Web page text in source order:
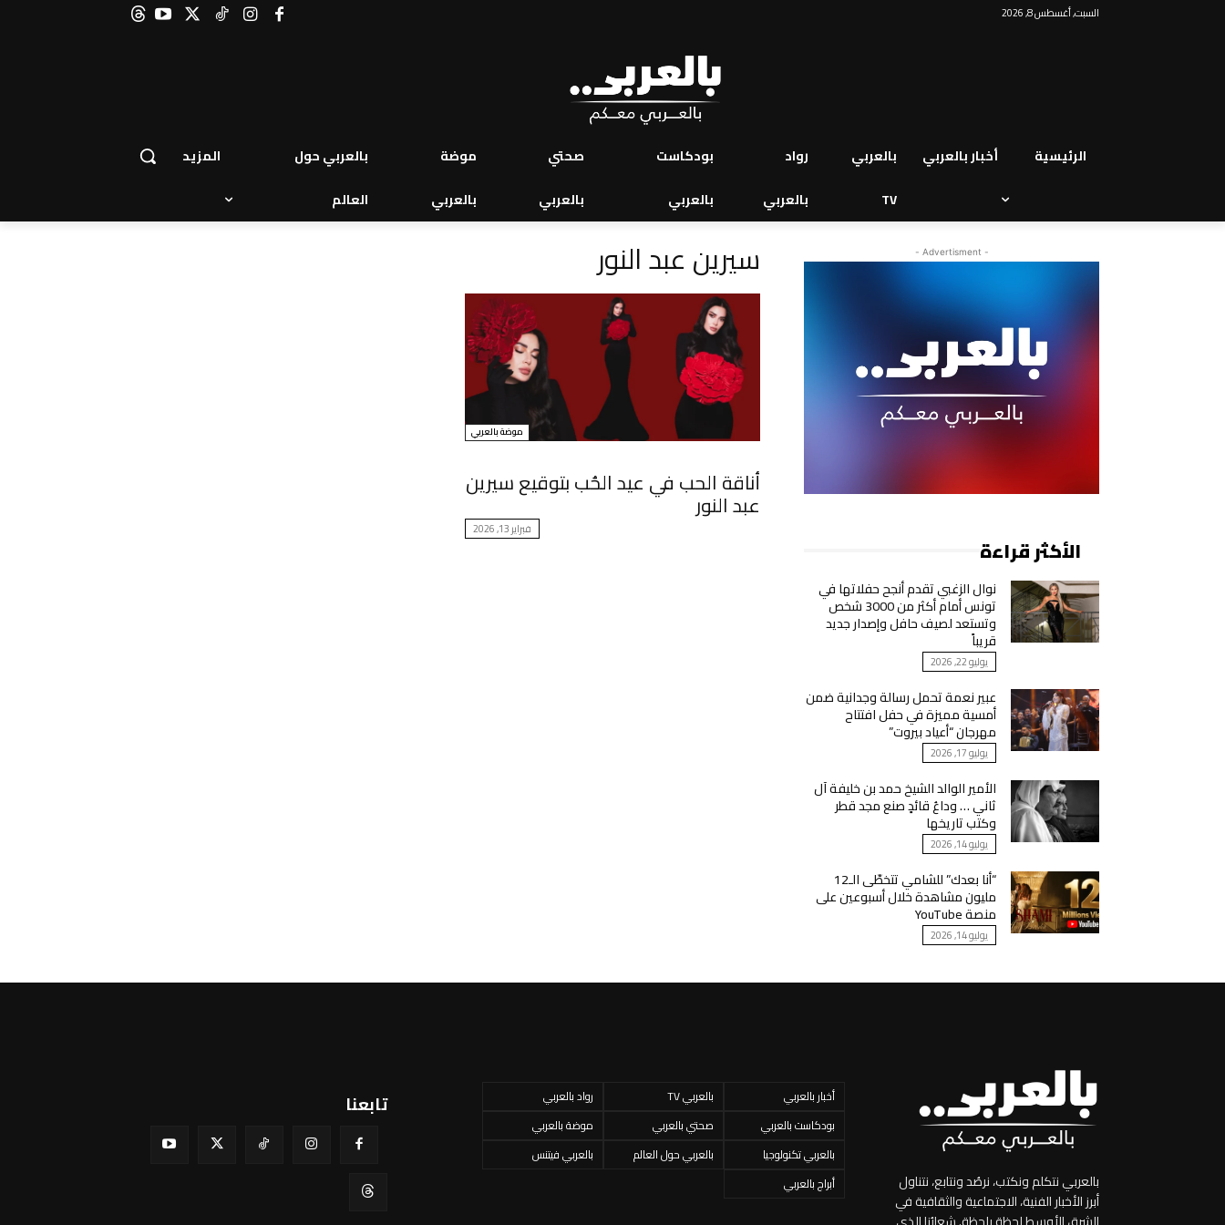
السبت, أغسطس 8, 2026
الرئيسية أخبار بالعربي
بالعربي
TV
رواد
بالعربي
بودكاست
بالعربي
صحتي
بالعربي
موضة
بالعربي
بالعربي حول
العالم
المزيد
سيرين عبد النور
موضة بالعربي
أناقة الحب في عيد الحُب بتوقيع سيرين
عبد النور
فبراير 13, 2026
- Advertisment -
الأكثر قراءة
نوال الزغبي تقدم أنجح حفلاتها في
تونس أمام أكثر من 3000 شخص
وتستعد لصيف حافل وإصدار جديد
قريباً
يوليو 22, 2026
عبير نعمة تحمل رسالة وجدانية ضمن
أمسية مميزة في حفل افتتاح
مهرجان “أعياد بيروت”
يوليو 17, 2026
الأمير الوالد الشيخ حمد بن خليفة آل
ثاني … وداعُ قائدٍ صنع مجد قطر
وكتب تاريخها
يوليو 14, 2026
“أنا بعدك” للشامي تتخطّى الـ12
مليون مشاهدة خلال أسبوعين على
منصة YouTube
يوليو 14, 2026
تابعنا أخبار بالعربي بالعربي TV
رواد بالعربي
بودكاست بالعربي
صحتي بالعربي
موضة بالعربي
بالعربي تكنولوجيا
بالعربي حول العالم
بالعربي فيتنس
أبراج بالعربي
بالعربي نتكلم ونكتب، نرصُد ونتابع، نتناول
أبرز الأخبار الفنية، الاجتماعية والثقافية في